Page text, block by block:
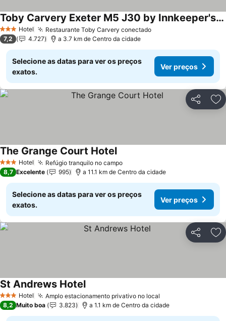
3 EstrelasHotel Restaurante Toby Carvery conectadoVer preços
Toby Carvery Exeter M5 J30 by Innkeeper's Collection
Ver preços
7,2 4.727 a 3.7 km de Centro da cidade
Selecione as datas para ver os preços
exatos.
Ver preços
Partilhar
3 EstrelasHotel Refúgio tranquilo no campoVer preços
The Grange Court HotelVer preços
8,7 Excelente 995 a 11.1 km de Centro da cidade
Selecione as datas para ver os preços
exatos.
Ver preços
Partilhar
3 EstrelasHotel Amplo estacionamento privativo no local
St Andrews HotelVer preços
8,2 Muito boa 3.823 a 1.1 km de Centro da cidade